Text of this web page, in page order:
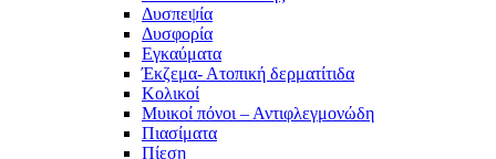
Δυσπεψία
Δυσφορία
Εγκαύματα
Έκζεμα- Ατοπική δερματίτιδα
Κολικοί
Μυικοί πόνοι – Αντιφλεγμονώδη
Πιασίματα
Πίεση